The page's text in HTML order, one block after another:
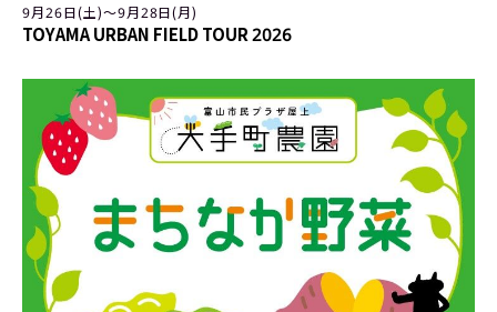
9月26日(土)〜9月28日(月)
TOYAMA URBAN FIELD TOUR 2026